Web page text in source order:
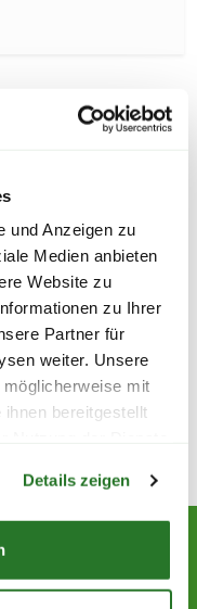
und Anzeigen zu
Medien anbieten
Website zu
zu Ihrer
Partner für
weiter. Unsere
mit
bereitgestellt
Details zeigen